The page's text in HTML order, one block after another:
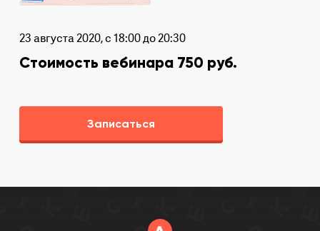
23 августа 2020, с 18:00 до 20:30
Стоимость вебинара 750 руб.
Записаться